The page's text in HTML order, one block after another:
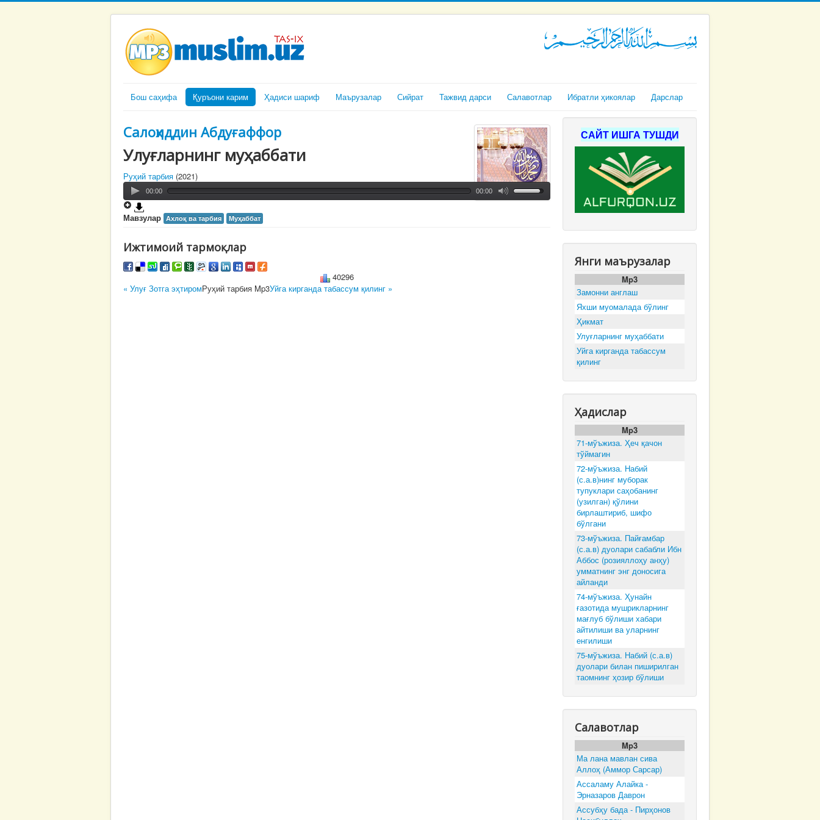
Бош саҳифа Қуръони карим Ҳадиси шариф Маърузалар Сийрат Тажвид дарси Салавотлар Ибратли ҳикоялар Дарслар
Салоҳиддин Абдуғаффор
Улуғларнинг муҳаббати
Руҳий тарбия (2021)
00:00 00:00
Мавзулар Ахлоқ ва тарбия Муҳаббат
Ижтимоий тармоқлар
40296
« Улуғ Зотга эҳтиромРуҳий тарбия Mp3Уйга кирганда табассум қилинг »
САЙТ ИШГА ТУШДИ
Янги маърузалар
Mp3
Замонни англаш
Яхши муомалада бўлинг
Ҳикмат
Улуғларнинг муҳаббати
Уйга кирганда табассум
қилинг
Ҳадислар
Mp3
71-мўъжиза. Ҳеч қачон
тўймагин
72-мўъжиза. Набий
(с.а.в)нинг муборак
тупуклари саҳобанинг
(узилган) қўлини
бирлаштириб, шифо
бўлгани
73-мўъжиза. Пайғамбар
(с.а.в) дуолари сабабли Ибн
Аббос (розияллоҳу анҳу)
умматнинг энг доносига
айланди
74-мўъжиза. Ҳунайн
ғазотида мушрикларнинг
мағлуб бўлиши хабари
айтилиши ва уларнинг
енгилиши
75-мўъжиза. Набий (с.а.в)
дуолари билан пиширилган
таомнинг ҳозир бўлиши
Салавотлар
Mp3
Ма лана мавлан сива
Аллоҳ (Аммор Сарсар)
Ассаламу Алайка -
Эрназаров Даврон
Ассубҳу бада - Пирҳонов